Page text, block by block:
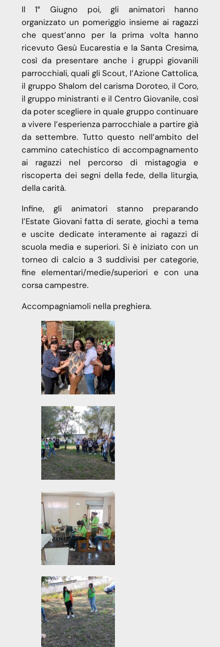
Il 1° Giugno poi, gli animatori hanno
organizzato un pomeriggio insieme ai ragazzi
che quest’anno per la prima volta hanno
ricevuto Gesù Eucarestia e la Santa Cresima,
così da presentare anche i gruppi giovanili
parrocchiali, quali gli Scout, l’Azione Cattolica,
il gruppo Shalom del carisma Doroteo, il Coro,
il gruppo ministranti e il Centro Giovanile, così
da poter scegliere in quale gruppo continuare
a vivere l’esperienza parrocchiale a partire già
da settembre. Tutto questo nell’ambito del
cammino catechistico di accompagnamento
ai ragazzi nel percorso di mistagogia e
riscoperta dei segni della fede, della liturgia,
della carità.
Infine, gli animatori stanno preparando
l’Estate Giovani fatta di serate, giochi a tema
e uscite dedicate interamente ai ragazzi di
scuola media e superiori. Si è iniziato con un
torneo di calcio a 3 suddivisi per categorie,
fine elementari/medie/superiori e con una
corsa campestre.
Accompagniamoli nella preghiera.